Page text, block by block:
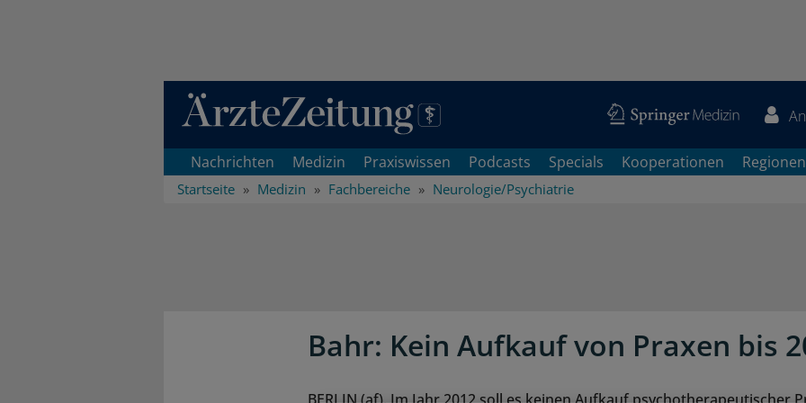
Direkt zum Inhaltsbereich
Nachrichten Medizin Praxiswissen Podcasts Specials Kooperationen Regionen
Startseite Medizin Fachbereiche Neurologie/Psychiatrie
Bahr: Kein Aufkauf von Praxen bis